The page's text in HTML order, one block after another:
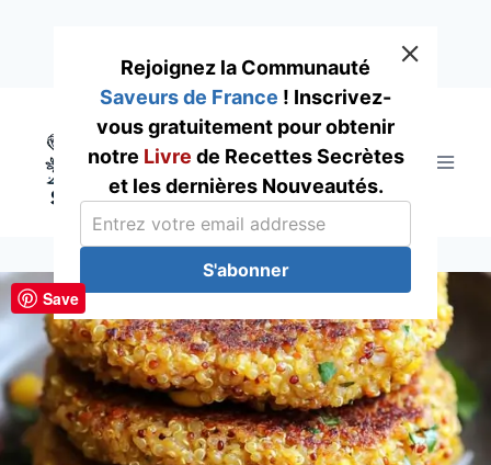
content
Rejoignez la Communauté
Saveurs de France ! Inscrivez-
vous gratuitement pour obtenir
notre Livre de Recettes Secrètes
et les dernières Nouveautés.
S'abonner
Save